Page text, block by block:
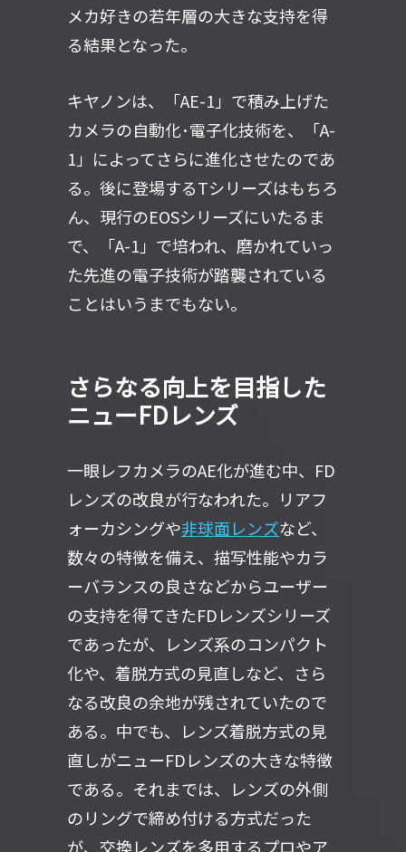
メカ好きの若年層の大きな支持を得
る結果となった。
キヤノンは、「AE-1」で積み上げた
カメラの自動化･電子化技術を、「A-
1」によってさらに進化させたのであ
る。後に登場するTシリーズはもちろ
ん、現行のEOSシリーズにいたるま
で、「A-1」で培われ、磨かれていっ
た先進の電子技術が踏襲されている
ことはいうまでもない。
さらなる向上を目指した
ニューFDレンズ
一眼レフカメラのAE化が進む中、FD
レンズの改良が行なわれた。リアフ
ォーカシングや非球面レンズなど、
数々の特徴を備え、描写性能やカラ
ーバランスの良さなどからユーザー
の支持を得てきたFDレンズシリーズ
であったが、レンズ系のコンパクト
化や、着脱方式の見直しなど、さら
なる改良の余地が残されていたので
ある。中でも、レンズ着脱方式の見
直しがニューFDレンズの大きな特徴
である。それまでは、レンズの外側
のリングで締め付ける方式だった
が、交換レンズを多用するプロやア